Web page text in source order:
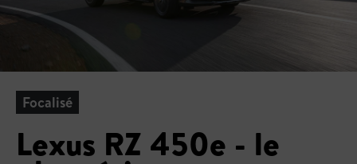
Focalisé
Lexus RZ 450e - le